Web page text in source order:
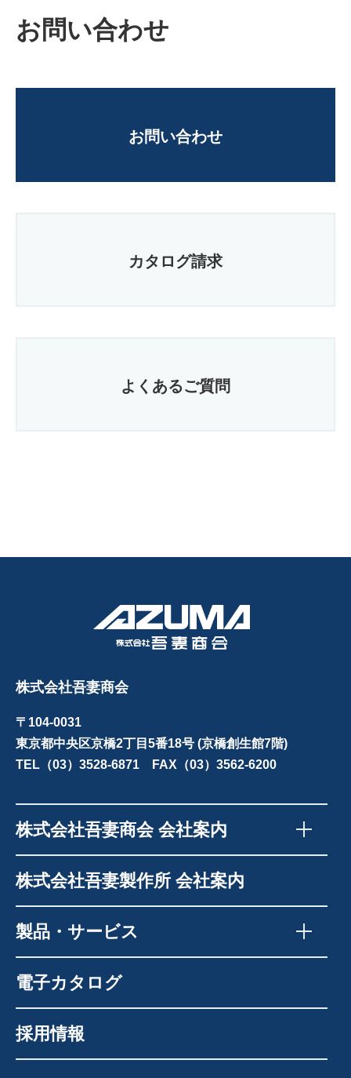
お問い合わせ
お問い合わせ
カタログ請求
よくあるご質問
株式会社吾妻商会
〒104-0031
東京都中央区京橋2丁目5番18号 (京橋創生館7階)
TEL（03）3528-6871 FAX（03）3562-6200
株式会社吾妻商会 会社案内
株式会社吾妻製作所 会社案内
製品・サービス
電子カタログ
採用情報